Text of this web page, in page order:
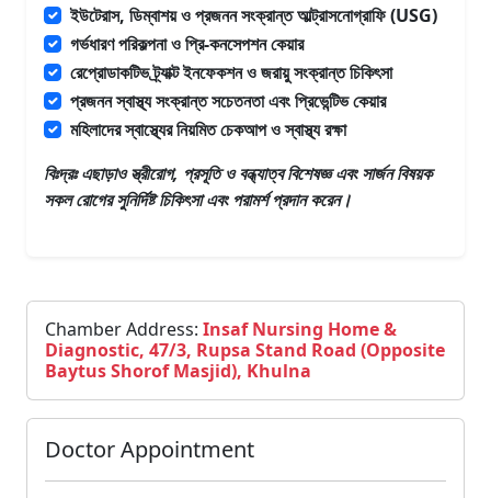
ইউটেরাস, ডিম্বাশয় ও প্রজনন সংক্রান্ত আল্ট্রাসনোগ্রাফি (USG)
গর্ভধারণ পরিকল্পনা ও প্রি-কনসেপশন কেয়ার
রেপ্রোডাকটিভ ট্র্যাক্ট ইনফেকশন ও জরায়ু সংক্রান্ত চিকিৎসা
প্রজনন স্বাস্থ্য সংক্রান্ত সচেতনতা এবং প্রিভেন্টিভ কেয়ার
মহিলাদের স্বাস্থ্যের নিয়মিত চেকআপ ও স্বাস্থ্য রক্ষা
বিঃদ্রঃ এছাড়াওস্ত্রীরোগ, প্রসূতি ও বন্ধ্যাত্ব বিশেষজ্ঞ এবং সার্জনবিষয়ক
সকল রোগের সুনির্দিষ্ট চিকিৎসা এবং পরামর্শ প্রদান করেন।
Chamber Address: Insaf Nursing Home &
Diagnostic, 47/3, Rupsa Stand Road (Opposite
Baytus Shorof Masjid), Khulna
Doctor Appointment